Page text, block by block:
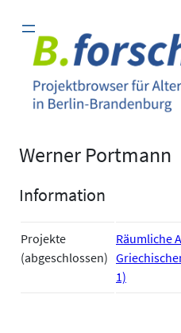
Inhalt
springen
Werner Portmann
Information
Projekte
(abgeschlossen)
Räumliche
1)